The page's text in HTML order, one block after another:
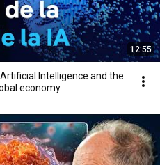
12:55
Intelligence and the
economy